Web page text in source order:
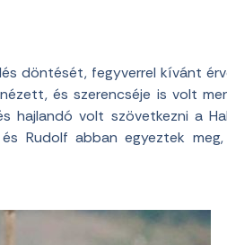
döntését, fegyverrel kívánt
és szerencséje is volt
hajlandó volt szövetkezni a
Rudolf abban egyeztek